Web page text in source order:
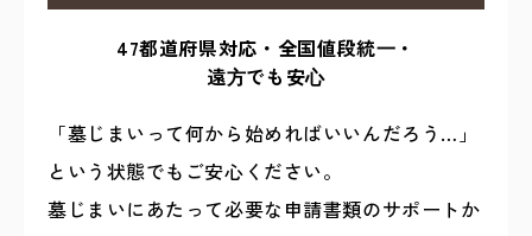
47都道府県対応・全国値段統⼀・
遠⽅でも安⼼
「墓じまいって何から始めればいいんだろう…」
という状態でもご安心ください。
墓じまいにあたって必要な申請書類のサポートか